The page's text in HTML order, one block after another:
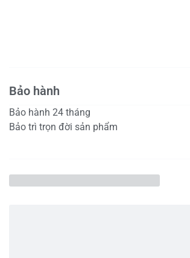
Bảo hành
Bảo hành 24 tháng
Bảo trì trọn đời sản phẩm